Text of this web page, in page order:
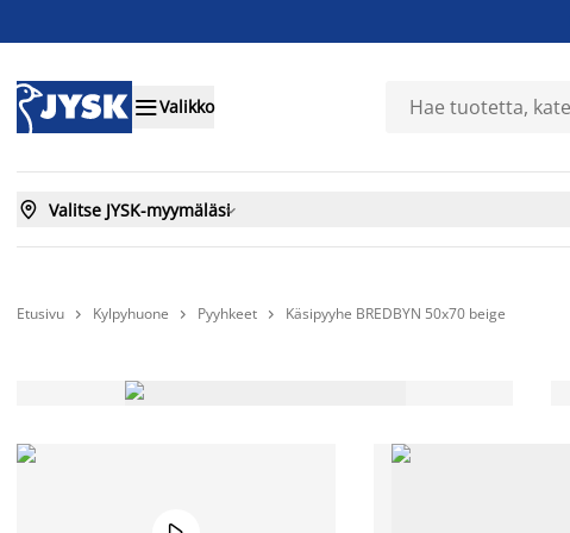
Valikko
 Valitse JYSK-myymäläsi
Etusivu  Kylpyhuone  Pyyhkeet  Käsipyyhe BREDBYN 50x70 beige